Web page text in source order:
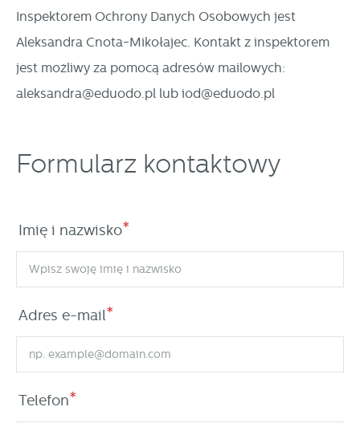
Inspektorem Ochrony Danych Osobowych jest
Aleksandra Cnota-Mikołajec. Kontakt z inspektorem
jest możliwy za pomocą adresów mailowych:
aleksandra@eduodo.pl lub iod@eduodo.pl
Formularz kontaktowy
Imię i nazwisko*
Adres e-mail*
Telefon*